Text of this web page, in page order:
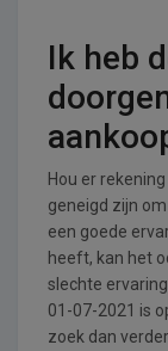
Ik heb
Hou er
geneigd zijn
een goede
heeft, kan het
slechte
01-07-2021 is
zoek dan